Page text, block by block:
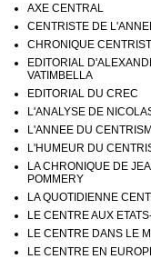
AXE CENTRAL
CENTRISTE DE
CHRONIQUE
EDITORIAL
VATIMBELLA
EDITORIAL DU CREC
L'ANALYSE DE
L'ANNEE DU
L'HUMEUR DU
LA CHRONIQUE DE
POMMERY
LA QUOTIDIENNE
LE CENTRE AUX
LE CENTRE DANS LE
LE CENTRE EN